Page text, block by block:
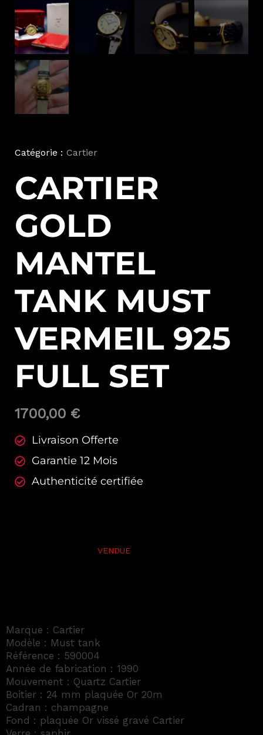
Catégorie : Cartier
CARTIER
GOLD
MANTEL
TANK MUST
VERMEIL 925
FULL SET
1700,00 €
Livraison Offerte
Garantie 12 Mois
Authenticité certifiée
Marque : Cartier
Modèle : Must tank
Référence : 590004
Année de fabrication : 1990
Mouvement : Quartz Cartier
Boitier : 24 mm plaquée Or 20m
Cadran : champagne
Fond : plaquée Or vissé gravé Cartier